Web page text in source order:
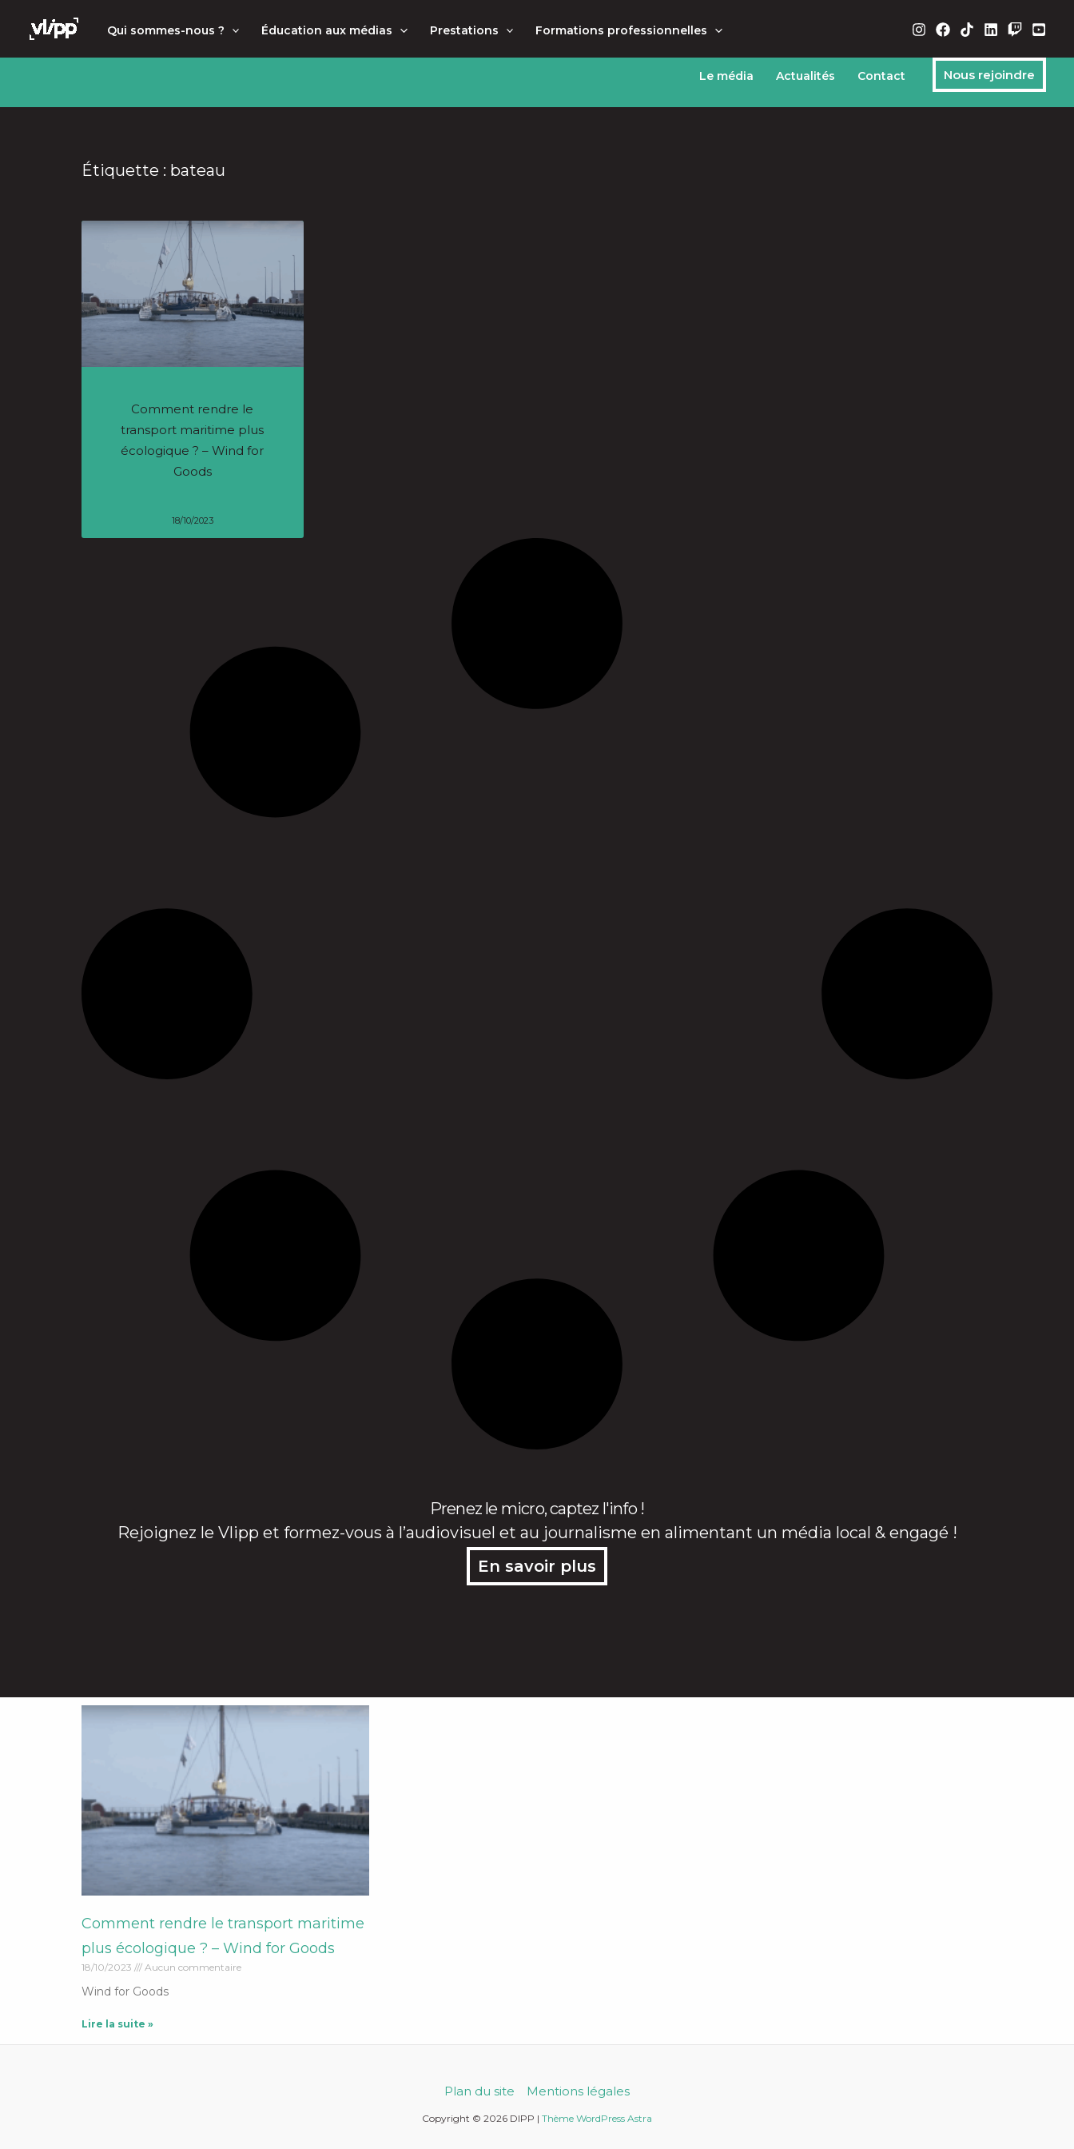
principal
Qui sommes-nous ? Éducation aux médias Prestations Formations professionnelles
Le média Actualités Contact Nous rejoindre
Étiquette : bateau
Comment rendre le
transport maritime plus
écologique ? – Wind for
Goods
18/10/2023
Prenez le micro, captez l'info !
Rejoignez le Vlipp et formez-vous à l’audiovisuel et au journalisme en alimentant un média local & engagé !
En savoir plus
Comment rendre le transport maritime
plus écologique ? – Wind for Goods
18/10/2023 Aucun commentaire
Wind for Goods
Lire la suite »
Plan du site Mentions légales
Copyright © 2026 DIPP | Thème WordPress Astra